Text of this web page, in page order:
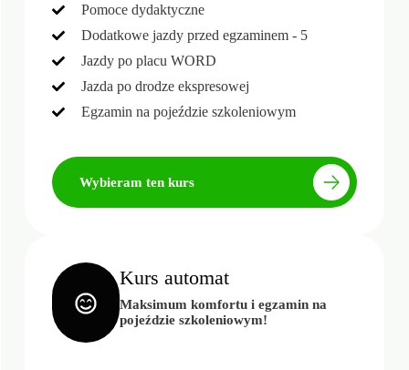
Pomoce dydaktyczne
Dodatkowe jazdy przed egzaminem - 5
Jazdy po placu WORD
Jazda po drodze ekspresowej
Egzamin na pojeździe szkoleniowym
Wybieram ten kurs
Kurs automat
Maksimum komfortu i egzamin na
pojeździe szkoleniowym!